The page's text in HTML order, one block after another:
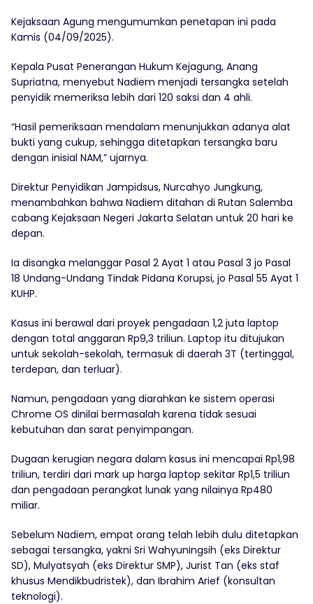
Kejaksaan Agung mengumumkan penetapan ini pada
Kamis (04/09/2025).
Kepala Pusat Penerangan Hukum Kejagung, Anang
Supriatna, menyebut Nadiem menjadi tersangka setelah
penyidik memeriksa lebih dari 120 saksi dan 4 ahli.
“Hasil pemeriksaan mendalam menunjukkan adanya alat
bukti yang cukup, sehingga ditetapkan tersangka baru
dengan inisial NAM,” ujarnya.
Direktur Penyidikan Jampidsus, Nurcahyo Jungkung,
menambahkan bahwa Nadiem ditahan di Rutan Salemba
cabang Kejaksaan Negeri Jakarta Selatan untuk 20 hari ke
depan.
Ia disangka melanggar Pasal 2 Ayat 1 atau Pasal 3 jo Pasal
18 Undang-Undang Tindak Pidana Korupsi, jo Pasal 55 Ayat 1
KUHP.
Kasus ini berawal dari proyek pengadaan 1,2 juta laptop
dengan total anggaran Rp9,3 triliun. Laptop itu ditujukan
untuk sekolah-sekolah, termasuk di daerah 3T (tertinggal,
terdepan, dan terluar).
Namun, pengadaan yang diarahkan ke sistem operasi
Chrome OS dinilai bermasalah karena tidak sesuai
kebutuhan dan sarat penyimpangan.
Dugaan kerugian negara dalam kasus ini mencapai Rp1,98
triliun, terdiri dari mark up harga laptop sekitar Rp1,5 triliun
dan pengadaan perangkat lunak yang nilainya Rp480
miliar.
Sebelum Nadiem, empat orang telah lebih dulu ditetapkan
sebagai tersangka, yakni Sri Wahyuningsih (eks Direktur
SD), Mulyatsyah (eks Direktur SMP), Jurist Tan (eks staf
khusus Mendikbudristek), dan Ibrahim Arief (konsultan
teknologi).